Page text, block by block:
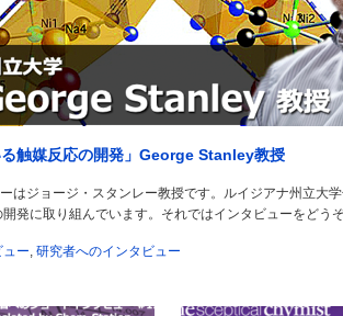
触媒反応の開発」George Stanley教授
はジョージ・スタンレー教授です。ルイジアナ州立大
発に取り組んでいます。それではインタビューをどう
ー, 研究者へのインタビュー